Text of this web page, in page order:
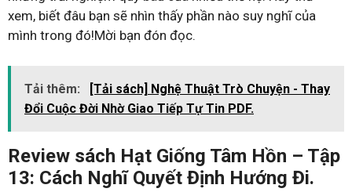
xem, biết đâu bạn sẽ nhìn thấy phần nào suy nghĩ của
mình trong đó!Mời bạn đón đọc.
Tải thêm:
[Tải sách] Nghệ Thuật Trò Chuyện - Thay
Đổi Cuộc Đời Nhờ Giao Tiếp Tự Tin PDF.
Review sách Hạt Giống Tâm Hồn – Tập
13: Cách Nghĩ Quyết Định Hướng Đi.